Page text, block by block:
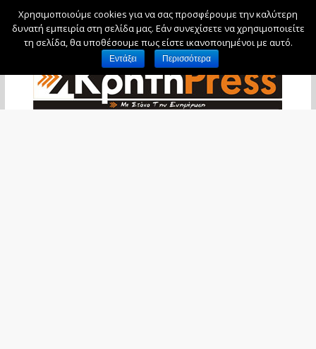
Σάββατο, 8 Αυγούστου, 2026
Χρησιμοποιούμε cookies για να σας προσφέρουμε την καλύτερη
δυνατή εμπειρία στη σελίδα μας. Εάν συνεχίσετε να χρησιμοποιείτε
τη σελίδα, θα υποθέσουμε πως είστε ικανοποιημένοι με αυτό.
Εντάξει Περισσότερα